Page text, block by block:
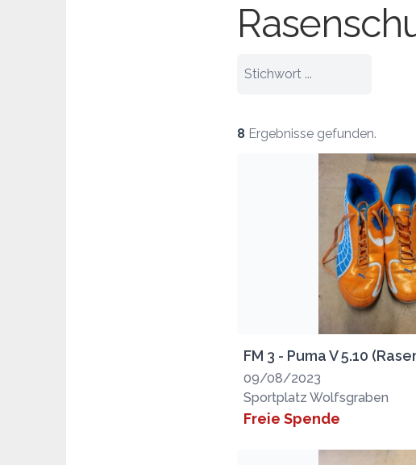
8 Ergebnisse gefunden.
FM 3 - Puma V 5.10
09/08/2023
Sportplatz Wolfsgraben
Freie Spende